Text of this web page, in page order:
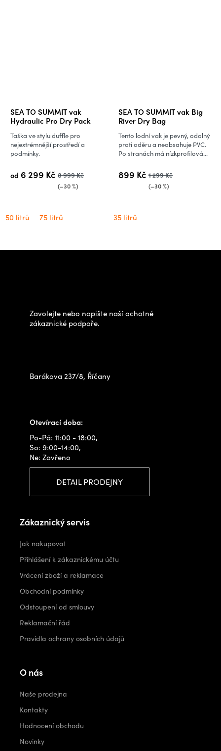
SEA TO SUMMIT vak
Hydraulic Pro Dry Pack
od 6 299 Kč 8 999 Kč
(–30 %)
Taška ve stylu duffle pro
nejextrémnější prostředí a
podmínky.
50 litrů 75 litrů
SEA TO SUMMIT vak Big
River Dry Bag
899 Kč 1 299 Kč
(–30 %)
Tento lodní vak je pevný, odolný
proti oděru a neobsahuje PVC.
Po stranách má nízkprofilová...
35 litrů
Z
Zavolejte nebo napište naší ochotné
zákaznické podpoře.
Barákova 237/8, Říčany
Otevírací doba:
Po-Pá: 11:00 - 18:00,
So: 9:00-14:00,
Ne: Zavřeno
DETAIL PRODEJNY
Zákaznický servis
Jak nakupovat
Přihlášení k zákaznickému účtu
Vrácení zboží a reklamace
Obchodní podmínky
Odstoupení od smlouvy
Reklamační řád
Pravidla ochrany osobních údajů
O nás
Naše prodejna
Kontakty
Hodnocení obchodu
Novinky